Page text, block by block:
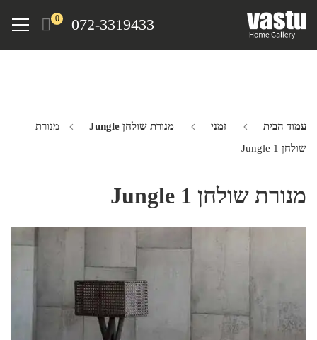
072-3319433
0
Menu
עמוד הבית זמני מנורת שולחן Jungle
מנורת
שולחן Jungle 1
מנורת שולחן Jungle 1